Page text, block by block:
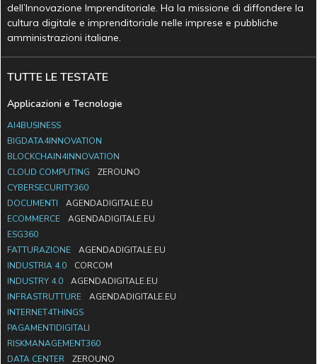
dell’Innovazione Imprenditoriale. Ha la missione di diffondere la
cultura digitale e imprenditoriale nelle imprese e pubbliche
amministrazioni italiane.
TUTTE LE TESTATE
Applicazioni e Tecnologie
AI4BUSINESS
BIGDATA4INNOVATION
BLOCKCHAIN4INNOVATION
CLOUD COMPUTING
ZEROUNO
CYBERSECURITY360
DOCUMENTI
AGENDADIGITALE.EU
ECOMMERCE
AGENDADIGITALE.EU
ESG360
FATTURAZIONE
AGENDADIGITALE.EU
INDUSTRIA 4.0
CORCOM
INDUSTRY 4.0
AGENDADIGITALE.EU
INFRASTRUTTURE
AGENDADIGITALE.EU
INTERNET4THINGS
PAGAMENTIDIGITALI
RISKMANAGEMENT360
DATA CENTER
ZEROUNO